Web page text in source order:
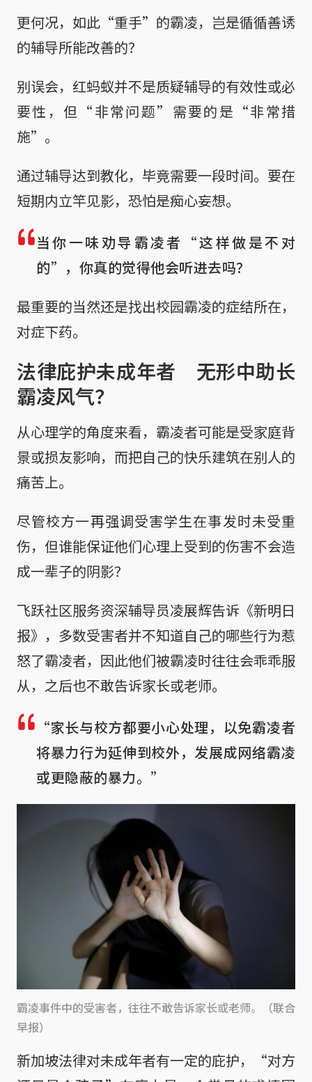
更何况，如此“重手”的霸凌，岂是循循善诱
的辅导所能改善的？
别误会，红蚂蚁并不是质疑辅导的有效性或必
要性，但“非常问题”需要的是“非常措
施”。
通过辅导达到教化，毕竟需要一段时间。要在
短期内立竿见影，恐怕是痴心妄想。
当你一味劝导霸凌者“这样做是不对
的”，你真的觉得他会听进去吗？
最重要的当然还是找出校园霸凌的症结所在，
对症下药。
法律庇护未成年者 无形中助长
霸凌风气？
从心理学的角度来看，霸凌者可能是受家庭背
景或损友影响，而把自己的快乐建筑在别人的
痛苦上。
尽管校方一再强调受害学生在事发时未受重
伤，但谁能保证他们心理上受到的伤害不会造
成一辈子的阴影？
飞跃社区服务资深辅导员凌展辉告诉《新明日
报》，多数受害者并不知道自己的哪些行为惹
怒了霸凌者，因此他们被霸凌时往往会乖乖服
从，之后也不敢告诉家长或老师。
“家长与校方都要小心处理，以免霸凌者
将暴力行为延伸到校外，发展成网络霸凌
或更隐蔽的暴力。”
霸凌事件中的受害者，往往不敢告诉家长或老师。（联合
早报）
新加坡法律对未成年者有一定的庇护，“对方